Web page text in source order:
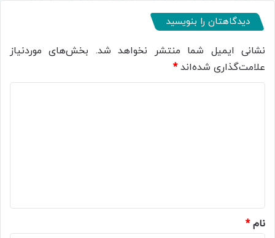
دیدگاهتان را بنویسید
نشانی ایمیل شما منتشر نخواهد شد. بخش‌های موردنیاز
علامت‌گذاری شده‌اند*
نام*